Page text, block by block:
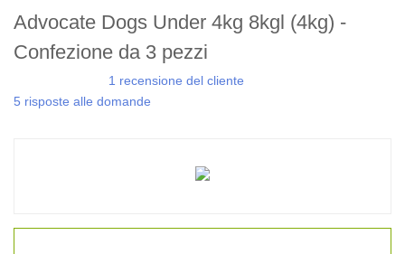
Advocate Dogs Under 4kg 8kgl (4kg) -
Confezione da 3 pezzi
1 recensione del cliente
5 risposte alle domande